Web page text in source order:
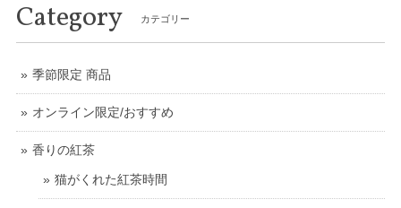
Category カテゴリー
季節限定 商品
オンライン限定/おすすめ
香りの紅茶
猫がくれた紅茶時間